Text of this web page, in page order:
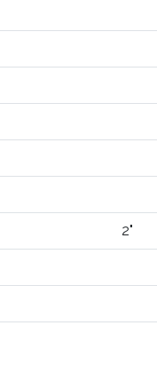
2"